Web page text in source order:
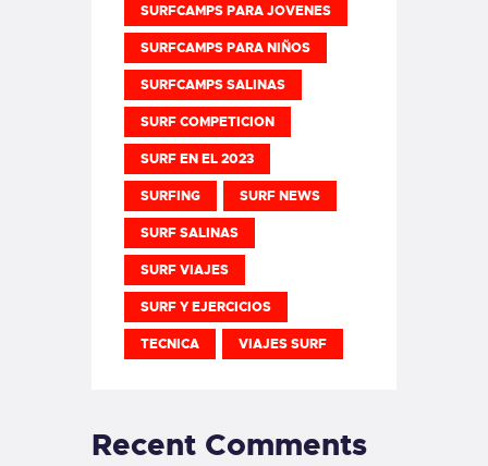
SURFCAMPS PARA JOVENES
SURFCAMPS PARA NIÑOS
SURFCAMPS SALINAS
SURF COMPETICION
SURF EN EL 2023
SURFING SURF NEWS
SURF SALINAS
SURF VIAJES
SURF Y EJERCICIOS
TECNICA VIAJES SURF
Recent Comments